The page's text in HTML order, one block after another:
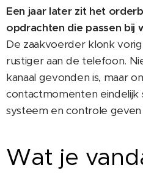
Een jaar later zit het
opdrachten die passen bij
De zaakvoerder klonk
rustiger aan de telefoon.
kanaal gevonden is, maar
contactmomenten eindelijk
systeem en controle
Wat je